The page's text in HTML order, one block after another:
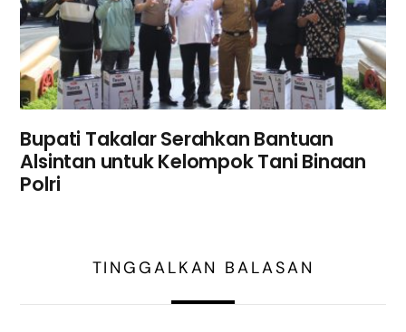
Bupati Takalar Serahkan Bantuan
Alsintan untuk Kelompok Tani Binaan
Polri
TINGGALKAN BALASAN